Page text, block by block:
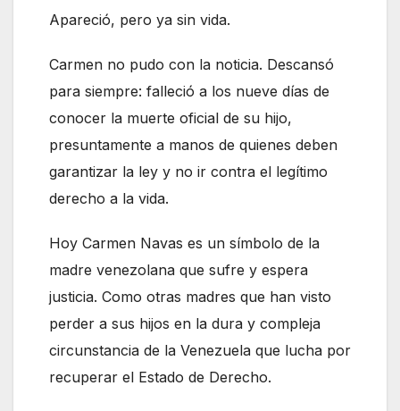
Apareció, pero ya sin vida.
Carmen no pudo con la noticia. Descansó
para siempre: falleció a los nueve días de
conocer la muerte oficial de su hijo,
presuntamente a manos de quienes deben
garantizar la ley y no ir contra el legítimo
derecho a la vida.
Hoy Carmen Navas es un símbolo de la
madre venezolana que sufre y espera
justicia. Como otras madres que han visto
perder a sus hijos en la dura y compleja
circunstancia de la Venezuela que lucha por
recuperar el Estado de Derecho.